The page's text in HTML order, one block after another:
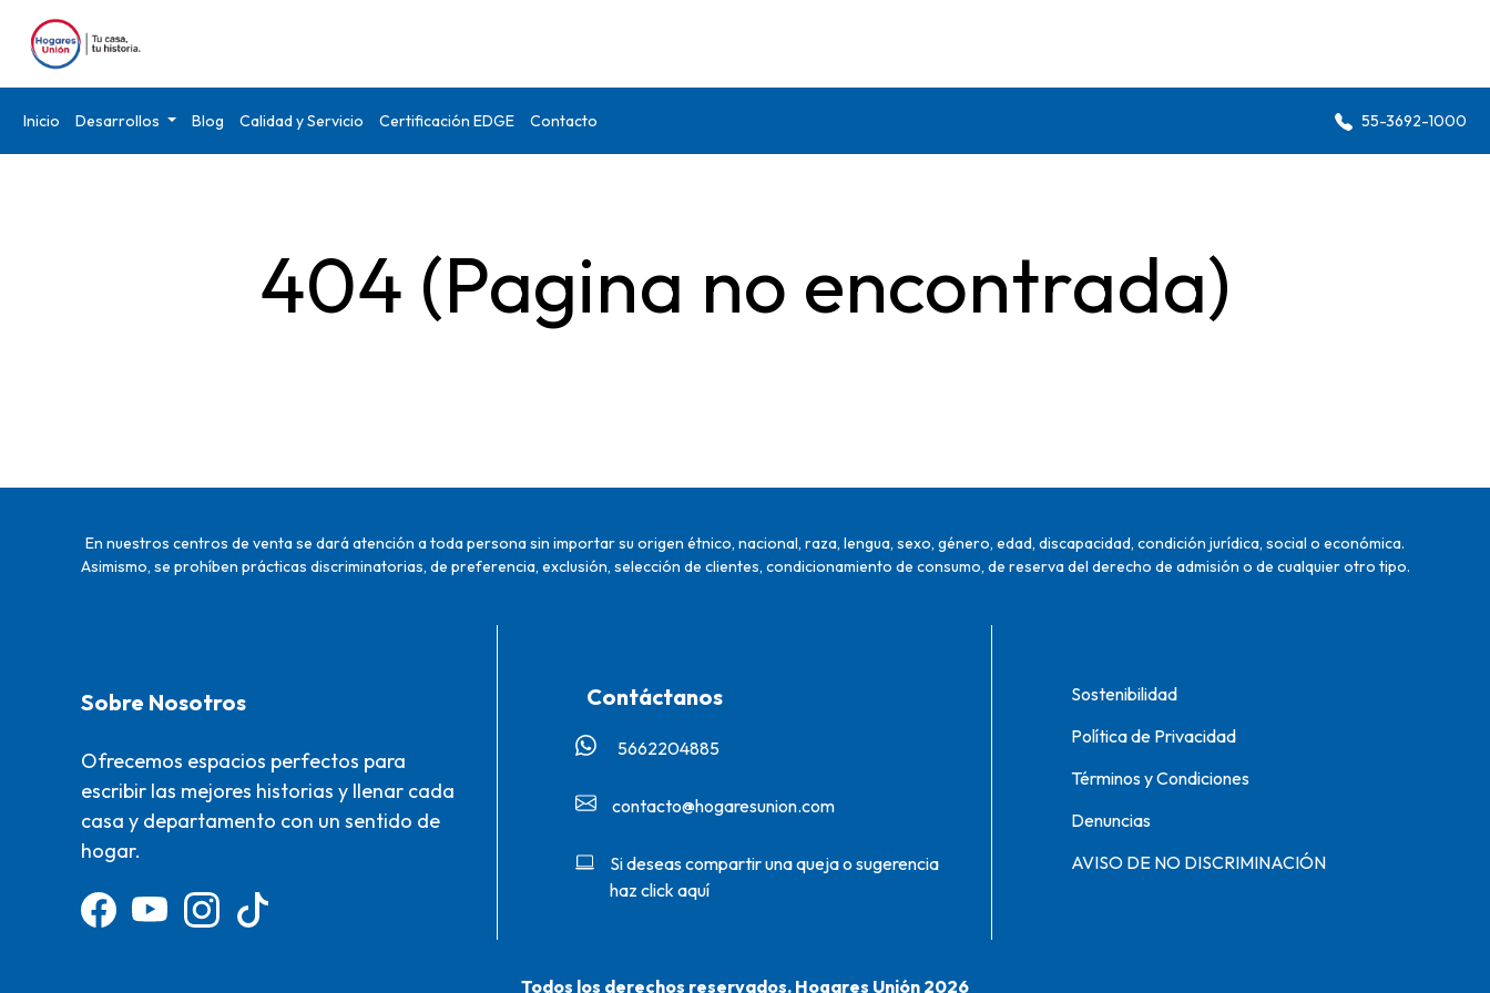
Inicio Desarrollos Blog Calidad y Servicio Certificación EDGE Contacto 55-3692-1000
404 (Pagina no encontrada)
En nuestros centros de venta se dará atención a toda persona sin importar su origen étnico, nacional, raza, lengua, sexo, género, edad, discapacidad, condición jurídica, social o económica.
Asimismo, se prohíben prácticas discriminatorias, de preferencia, exclusión, selección de clientes, condicionamiento de consumo, de reserva del derecho de admisión o de cualquier otro tipo.
Sobre Nosotros
Ofrecemos espacios perfectos para
escribir las mejores historias y llenar cada
casa y departamento con un sentido de
hogar.
Contáctanos
5662204885‬
contacto@hogaresunion.com
Si deseas compartir una queja o sugerencia
haz click aquí
Sostenibilidad
Política de Privacidad
Términos y Condiciones
Denuncias
AVISO DE NO DISCRIMINACIÓN
Todos los derechos reservados. Hogares Unión 2026